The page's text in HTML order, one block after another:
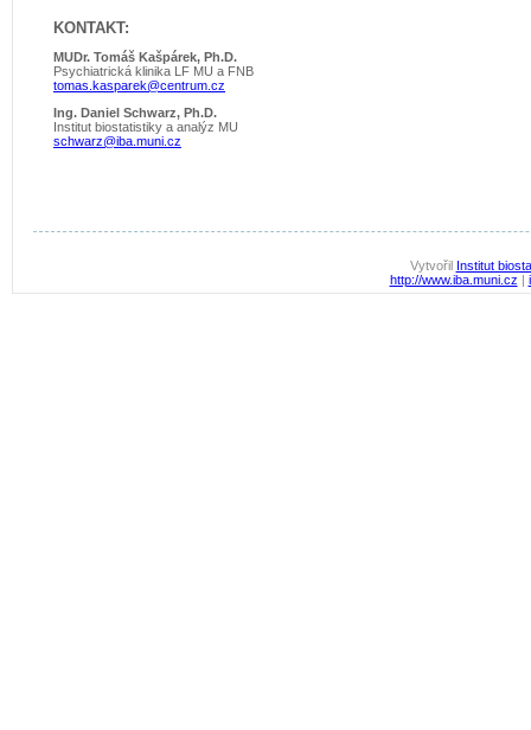
KONTAKT:
MUDr. Tomáš Kašpárek, Ph.D.
Psychiatrická klinika LF MU a FNB
tomas.kasparek@centrum.cz
Ing. Daniel Schwarz, Ph.D.
Institut biostatistiky a analýz MU
schwarz@iba.muni.cz
Vytvořil Institut
http://www.iba.muni.cz |